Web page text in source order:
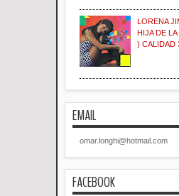
LORENA
HIJA DE
) CALIDAD
EMAIL
omar.longhi@hotmail.com
FACEBOOK